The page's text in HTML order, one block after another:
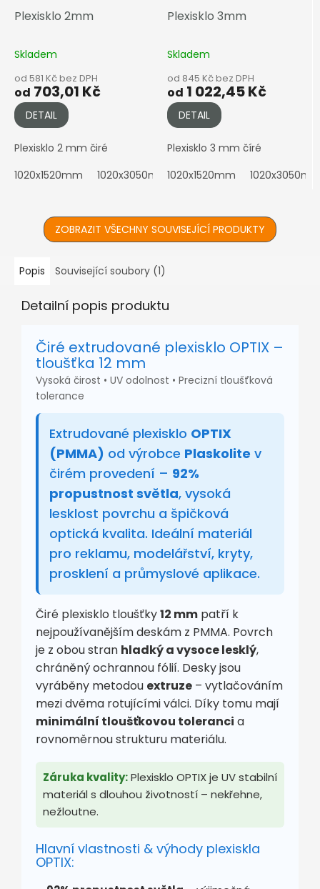
Plexisklo 2mm
Skladem
od 581 Kč bez DPH
od 703,01 Kč
DETAIL
Plexisklo 2 mm čiré
1020x1520mm
1020x3050mm 2050x1010mm
Plexisklo 3mm
Skladem
od 845 Kč bez DPH
od 1 022,45 Kč
DETAIL
Plexisklo 3 mm číré
1020x1520mm
ZOBRAZIT VŠECHNY SOUVISEJÍCÍ PRODUKTY
Popis Související soubory (1)
Detailní popis produktu
Čiré extrudované plexisklo OPTIX –
tloušťka 12 mm
Vysoká čirost • UV odolnost • Precizní tloušťková
tolerance
Extrudované plexisklo OPTIX
(PMMA) od výrobce Plaskolite v
čirém provedení – 92%
propustnost světla, vysoká
lesklost povrchu a špičková
optická kvalita. Ideální materiál
pro reklamu, modelářství, kryty,
prosklení a průmyslové aplikace.
Čiré plexisklo tloušťky12 mm patří k
nejpoužívanějším deskám z PMMA. Povrch
je z obou stran hladký a vysoce lesklý,
chráněný ochrannou fólií. Desky jsou
vyráběny metodou extruze – vytlačováním
mezi dvěma rotujícími válci. Díky tomu mají
minimální tloušťkovou toleranci a
rovnoměrnou strukturu materiálu.
Záruka kvality:Plexisklo OPTIX je UV stabilní
materiál s dlouhou životností – nekřehne,
nežloutne.
Hlavní vlastnosti & výhody plexiskla
OPTIX: